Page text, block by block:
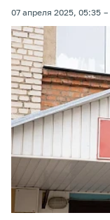
07 апреля 2025, 05:35